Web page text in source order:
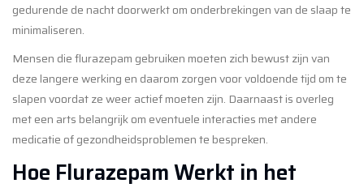
gedurende de nacht doorwerkt om onderbrekingen van de slaap te
minimaliseren.
Mensen die flurazepam gebruiken moeten zich bewust zijn van
deze langere werking en daarom zorgen voor voldoende tijd om te
slapen voordat ze weer actief moeten zijn. Daarnaast is overleg
met een arts belangrijk om eventuele interacties met andere
medicatie of gezondheidsproblemen te bespreken.
Hoe Flurazepam Werkt in het